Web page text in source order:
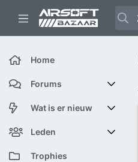
Home
Forums
Nieuwe berichten
Zoek forums
Wat is er nieuw
Featured content
Nieuwe berichten
Leden
Huidige bezoekers
Trophies